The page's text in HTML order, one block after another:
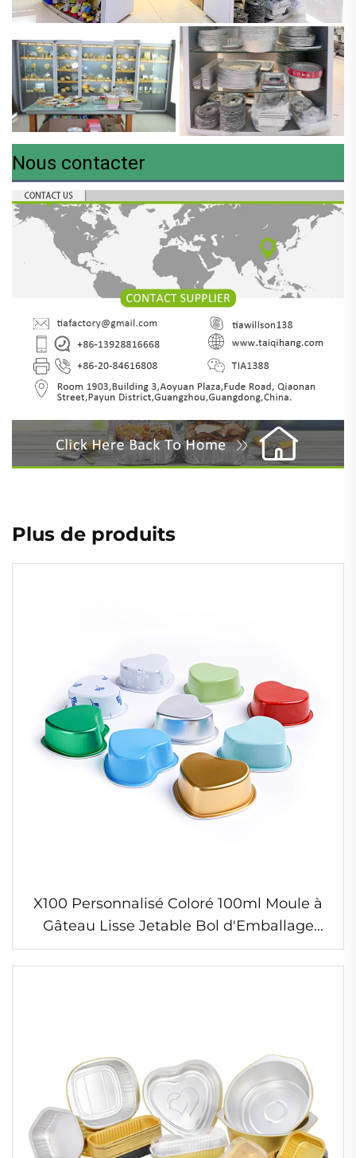
Nous contacter
Plus de produits
X100 Personnalisé Coloré 100ml Moule à
Gâteau Lisse Jetable Bol d'Emballage
Alimentaire Coupe de Dessert Coeur en
Papier d'Aluminium